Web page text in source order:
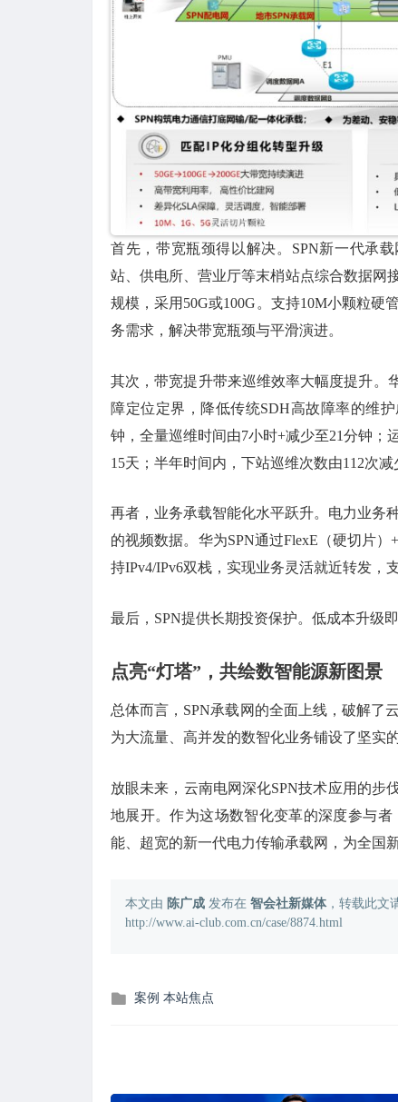
首先，带宽瓶颈得以解决。SPN新一代承
站、供电所、营业厅等末梢站点综合数据网
规模，采用50G或100G。支持10M小颗粒
务需求，解决带宽瓶颈与平滑演进。
其次，带宽提升带来巡维效率大幅度提升。
障定位定界，降低传统SDH高故障率的维
钟，全量巡维时间由7小时+减少至21分钟；
15天；半年时间内，下站巡维次数由112次减
再者，业务承载智能化水平跃升。电力业务
的视频数据。华为SPN通过FlexE（硬切片
持IPv4/IPv6双栈，实现业务灵活就近转发，
最后，SPN提供长期投资保护。低成本升级
点亮“灯塔”，共绘数智能源新图景
总体而言，SPN承载网的全面上线，破解了
为大流量、高并发的数智化业务铺设了坚实的
放眼未来，云南电网深化SPN技术应用的步
地展开。作为这场数智化变革的深度参与
能、超宽的新一代电力传输承载网，为全国
本文由 陈广成 发布在 智会社新媒体，转载此文
http://www.ai-club.com.cn/case/8874.html
发
案例 本站焦点